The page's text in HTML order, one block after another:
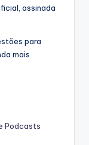
assinada
para
mais
Podcasts